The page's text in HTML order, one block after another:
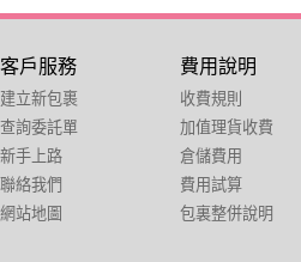
客戶服務
建立新包裹
查詢委託單
新手上路
聯絡我們
網站地圖
費用說明
收費規則
加值理貨收費
倉儲費用
費用試算
包裏整併說明